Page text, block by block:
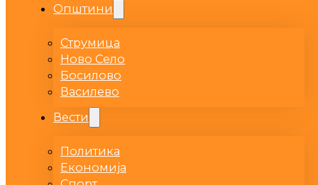
Општини
Струмица
Ново Село
Босилово
Василево
Вести
Политика
Економија